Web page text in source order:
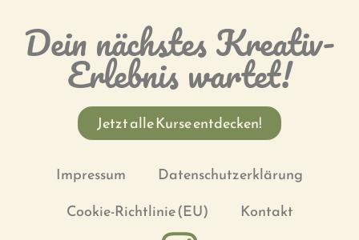
Dein nächstes Kreativ-
Erlebnis wartet!
Jetzt alle Kurse entdecken!
Impressum
Datenschutzerklärung
Cookie-Richtlinie (EU)
Kontakt